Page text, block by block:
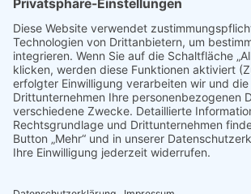
Vertrag widerrufen
Informationen
Impressum & Disclaimer
AGB und Widerrufsrecht
Verpackung und Versand